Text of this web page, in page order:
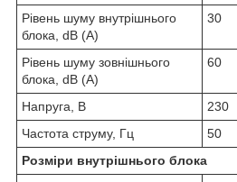
Рівень шуму внутрішнього
блока, dB (A)
30
Рівень шуму зовнішнього
блока, dB (A)
60
Напруга, В
230
Частота струму, Гц
50
Розміри внутрішнього блока